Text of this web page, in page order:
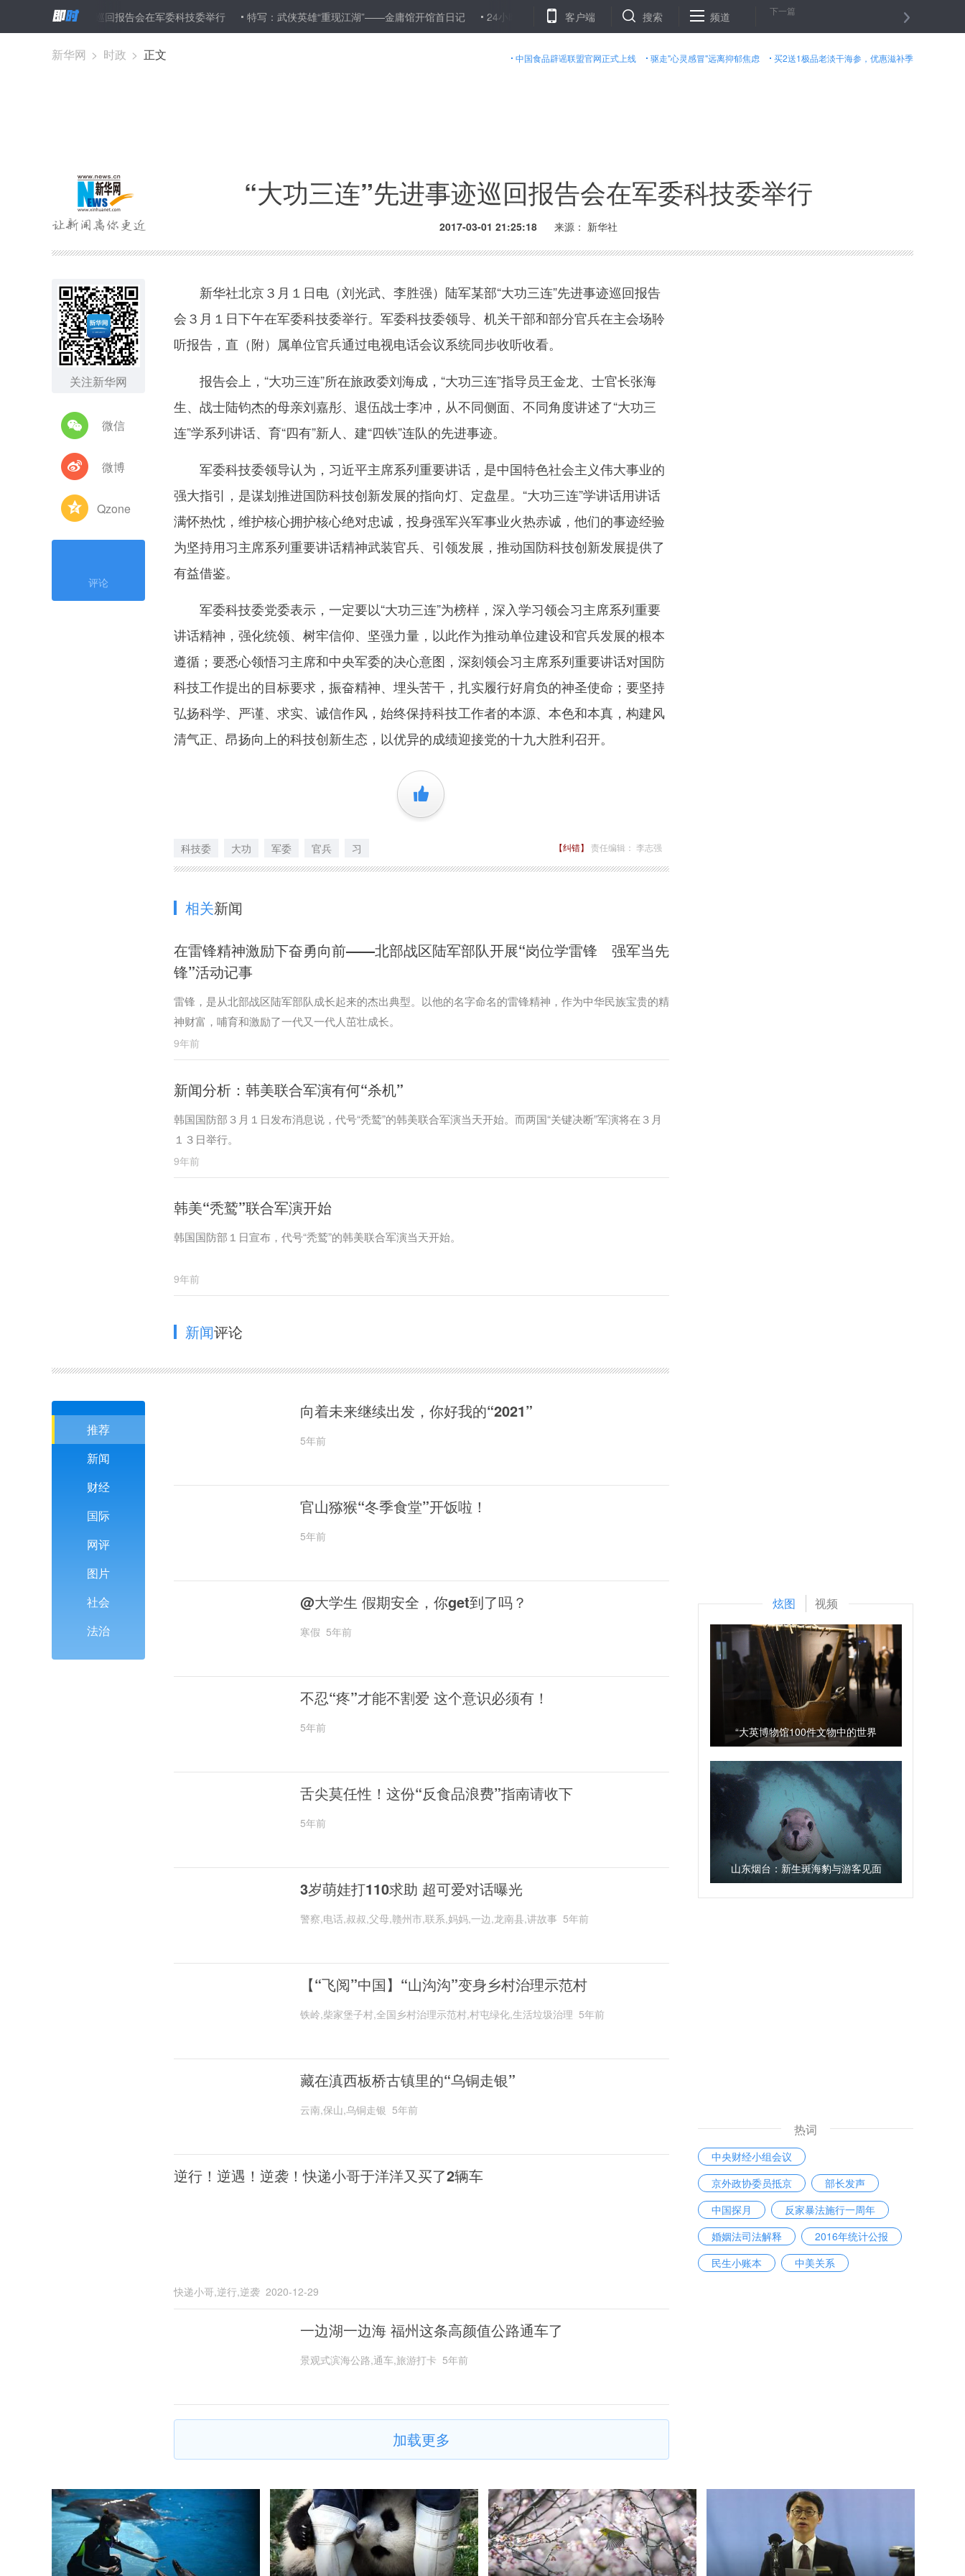
”先进事迹巡回报告会在军委科技委举行 特写：武侠英雄“重现江湖”——金庸馆开馆首日记 24小时国内要闻TOP10：嫦娥五号备战奔月“大考” 刘奇葆在中影股份有限公司调研时强调 电影繁荣最终要体现在
客户端 搜索 频道 下一篇
中国食品辟谣联盟官网正式上线 驱走"心灵感冒"远离抑郁焦虑 买2送1极品老淡干海参，优惠滋补季
新华网 > 时政 > 正文
“大功三连”先进事迹巡回报告会在军委科技委举行
2017-03-01 21:25:18 来源： 新华社
关注新华网
微信
微博
Qzone
评论
新华社北京３月１日电（刘光武、李胜强）陆军某部“大功三连”先进事迹巡回报告
会３月１日下午在军委科技委举行。军委科技委领导、机关干部和部分官兵在主会场聆
听报告，直（附）属单位官兵通过电视电话会议系统同步收听收看。
报告会上，“大功三连”所在旅政委刘海成，“大功三连”指导员王金龙、士官长张海
生、战士陆钧杰的母亲刘嘉彤、退伍战士李冲，从不同侧面、不同角度讲述了“大功三
连”学系列讲话、育“四有”新人、建“四铁”连队的先进事迹。
军委科技委领导认为，习近平主席系列重要讲话，是中国特色社会主义伟大事业的
强大指引，是谋划推进国防科技创新发展的指向灯、定盘星。“大功三连”学讲话用讲话
满怀热忱，维护核心拥护核心绝对忠诚，投身强军兴军事业火热赤诚，他们的事迹经验
为坚持用习主席系列重要讲话精神武装官兵、引领发展，推动国防科技创新发展提供了
有益借鉴。
军委科技委党委表示，一定要以“大功三连”为榜样，深入学习领会习主席系列重要
讲话精神，强化统领、树牢信仰、坚强力量，以此作为推动单位建设和官兵发展的根本
遵循；要悉心领悟习主席和中央军委的决心意图，深刻领会习主席系列重要讲话对国防
科技工作提出的目标要求，振奋精神、埋头苦干，扎实履行好肩负的神圣使命；要坚持
弘扬科学、严谨、求实、诚信作风，始终保持科技工作者的本源、本色和本真，构建风
清气正、昂扬向上的科技创新生态，以优异的成绩迎接党的十九大胜利召开。
+1
科技委 大功 军委 官兵 习 【纠错】 责任编辑： 李志强
相关新闻
在雷锋精神激励下奋勇向前——北部战区陆军部队开展“岗位学雷锋 强军当先
锋”活动记事
雷锋，是从北部战区陆军部队成长起来的杰出典型。以他的名字命名的雷锋精神，作为中华民族宝贵的精
神财富，哺育和激励了一代又一代人茁壮成长。
9年前
新闻分析：韩美联合军演有何“杀机”
韩国国防部３月１日发布消息说，代号“秃鹫”的韩美联合军演当天开始。而两国“关键决断”军演将在３月
１３日举行。
9年前
韩美“秃鹫”联合军演开始
韩国国防部１日宣布，代号“秃鹫”的韩美联合军演当天开始。
9年前
新闻评论
推荐
新闻
财经
国际
网评
图片
社会
法治
向着未来继续出发，你好我的“2021”
5年前
官山猕猴“冬季食堂”开饭啦！
5年前
@大学生 假期安全，你get到了吗？
寒假 5年前
不忍“疼”才能不割爱 这个意识必须有！
5年前
舌尖莫任性！这份“反食品浪费”指南请收下
5年前
3岁萌娃打110求助 超可爱对话曝光
警察,电话,叔叔,父母,赣州市,联系,妈妈,一边,龙南县,讲故事 5年前
【“飞阅”中国】“山沟沟”变身乡村治理示范村
铁岭,柴家堡子村,全国乡村治理示范村,村屯绿化,生活垃圾治理 5年前
藏在滇西板桥古镇里的“乌铜走银”
云南,保山,乌铜走银 5年前
逆行！逆遇！逆袭！快递小哥于洋洋又买了2辆车
快递小哥,逆行,逆袭 2020-12-29
一边湖一边海 福州这条高颜值公路通车了
景观式滨海公路,通车,旅游打卡 5年前
加载更多
炫图 视频
“大英博物馆100件文物中的世界
山东烟台：新生斑海豹与游客见面
热词
中央财经小组会议
京外政协委员抵京
部长发声
中国探月
反家暴法施行一周年
婚姻法司法解释
2016年统计公报
民生小账本
中美关系